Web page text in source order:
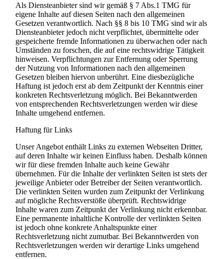
Als Diensteanbieter sind wir gemäß § 7 Abs.1 TMG für
eigene Inhalte auf diesen Seiten nach den allgemeinen
Gesetzen verantwortlich. Nach §§ 8 bis 10 TMG sind wir als
Diensteanbieter jedoch nicht verpflichtet, übermittelte oder
gespeicherte fremde Informationen zu überwachen oder nach
Umständen zu forschen, die auf eine rechtswidrige Tätigkeit
hinweisen. Verpflichtungen zur Entfernung oder Sperrung
der Nutzung von Informationen nach den allgemeinen
Gesetzen bleiben hiervon unberührt. Eine diesbezügliche
Haftung ist jedoch erst ab dem Zeitpunkt der Kenntnis einer
konkreten Rechtsverletzung möglich. Bei Bekanntwerden
von entsprechenden Rechtsverletzungen werden wir diese
Inhalte umgehend entfernen.
Haftung für Links
Unser Angebot enthält Links zu externen Webseiten Dritter,
auf deren Inhalte wir keinen Einfluss haben. Deshalb können
wir für diese fremden Inhalte auch keine Gewähr
übernehmen. Für die Inhalte der verlinkten Seiten ist stets der
jeweilige Anbieter oder Betreiber der Seiten verantwortlich.
Die verlinkten Seiten wurden zum Zeitpunkt der Verlinkung
auf mögliche Rechtsverstöße überprüft. Rechtswidrige
Inhalte waren zum Zeitpunkt der Verlinkung nicht erkennbar.
Eine permanente inhaltliche Kontrolle der verlinkten Seiten
ist jedoch ohne konkrete Anhaltspunkte einer
Rechtsverletzung nicht zumutbar. Bei Bekanntwerden von
Rechtsverletzungen werden wir derartige Links umgehend
entfernen.